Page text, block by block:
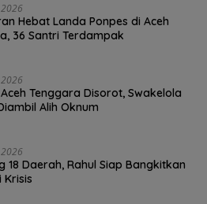
Hebat Landa Ponpes di Aceh
36 Santri Terdampak
Aceh Tenggara Disorot, Swakelola
Alih Oknum
18 Daerah, Rahul Siap Bangkitkan
Krisis